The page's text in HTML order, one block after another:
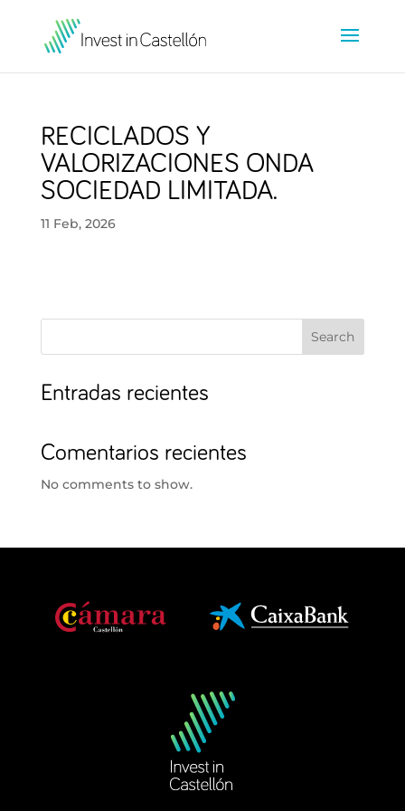
RECICLADOS Y
VALORIZACIONES ONDA
SOCIEDAD LIMITADA.
11 Feb, 2026
Search
Entradas recientes
Comentarios recientes
No comments to show.